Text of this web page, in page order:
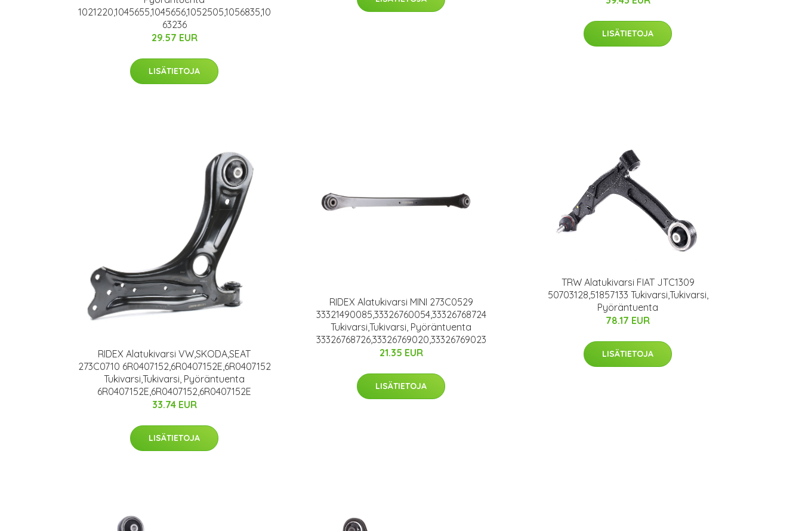
1021220,1045655,1045656,1052505,1056835,10
63236
29.57 EUR
LISÄTIETOJA
LISÄTIETOJA
RIDEX Alatukivarsi VW,SKODA,SEAT
273C0710 6R0407152,6R0407152E,6R0407152
Tukivarsi,Tukivarsi, Pyöräntuenta
6R0407152E,6R0407152,6R0407152E
33.74 EUR
LISÄTIETOJA
RIDEX Alatukivarsi MINI 273C0529
33321490085,33326760054,33326768724
Tukivarsi,Tukivarsi, Pyöräntuenta
33326768726,33326769020,33326769023
21.35 EUR
LISÄTIETOJA
TRW Alatukivarsi FIAT JTC1309
50703128,51857133 Tukivarsi,Tukivarsi,
Pyöräntuenta
78.17 EUR
LISÄTIETOJA